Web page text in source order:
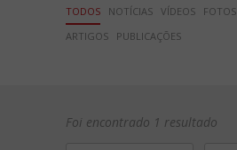
TODOS NOTÍCIAS VÍDEOS FOTOS
ARTIGOS
PUBLICAÇÕES
Foi encontrado 1 resultado